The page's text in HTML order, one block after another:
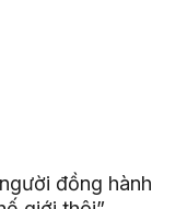
đồng hành